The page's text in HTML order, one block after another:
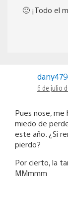
🙂 ¡Todo el
6 de julio
Pues nose, me
miedo de
este año. ¿Si
pierdo?
Por cierto, la
MMmmm